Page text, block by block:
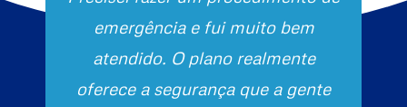
emergência e fui muito bem
atendido. O plano realmente
oferece a segurança que a gente